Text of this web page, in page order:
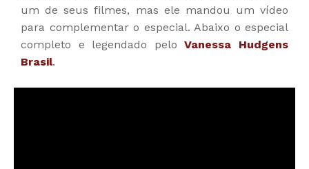
um de seus filmes, mas ele mandou um vídeo
para complementar o especial. Abaixo o especial
completo e legendado peloVanessa Hudgens
Brasil.